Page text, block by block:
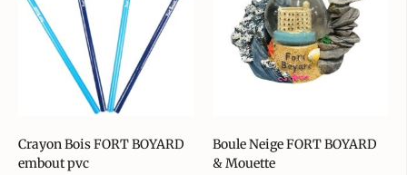
Crayon Bois FORT BOYARD
embout pvc
Boule Neige FORT BOYARD
& Mouette